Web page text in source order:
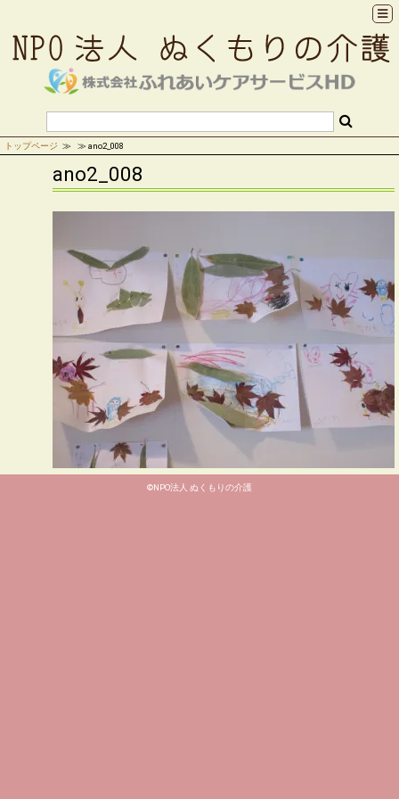
トップページ ano2_008
ano2_008
©NPO法人 ぬくもりの介護